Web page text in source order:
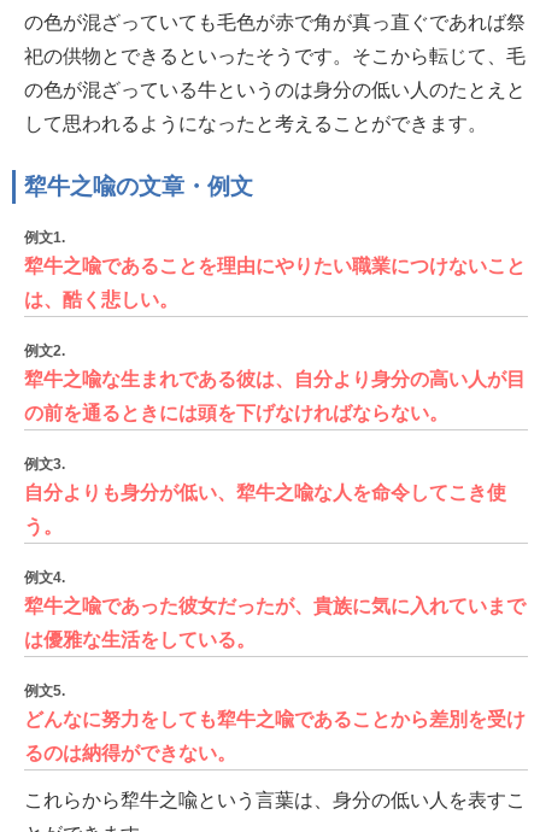
の色が混ざっていても毛色が赤で角が真っ直ぐであれば祭
祀の供物とできるといったそうです。そこから転じて、毛
の色が混ざっている牛というのは身分の低い人のたとえと
して思われるようになったと考えることができます。
犂牛之喩の文章・例文
例文1.
犂牛之喩であることを理由にやりたい職業につけないこと
は、酷く悲しい。
例文2.
犂牛之喩な生まれである彼は、自分より身分の高い人が目
の前を通るときには頭を下げなければならない。
例文3.
自分よりも身分が低い、犂牛之喩な人を命令してこき使
う。
例文4.
犂牛之喩であった彼女だったが、貴族に気に入れていまで
は優雅な生活をしている。
例文5.
どんなに努力をしても犂牛之喩であることから差別を受け
るのは納得ができない。
これらから犂牛之喩という言葉は、身分の低い人を表すこ